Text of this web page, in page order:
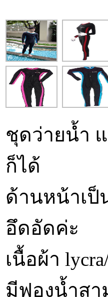
ชุดว่ายน้ำ
ก็ได้
ด้านหน้าเป็
อึดอัดค่ะ
เนื้อผ้า
มีฟองน้ำสา